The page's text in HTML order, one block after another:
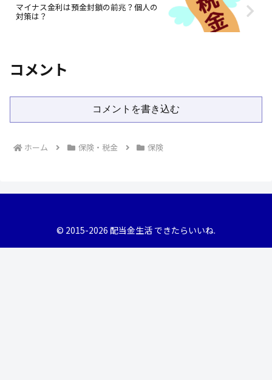
マイナス金利は預金封鎖の前兆？個人の
対策は？
コメント
コメントを書き込む
ホーム 保険・税金 保険
© 2015-2026 配当金生活 できたらいいね.